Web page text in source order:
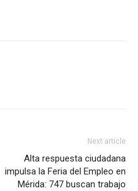
Next article
Alta respuesta ciudadana
impulsa la Feria del Empleo en
Mérida: 747 buscan trabajo